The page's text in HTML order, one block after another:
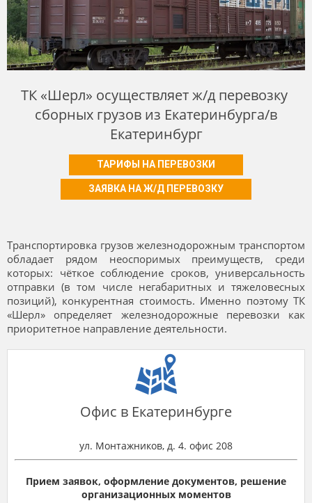
ТК «Шерл» осуществляет ж/д перевозку
сборных грузов из Екатеринбурга/в
Екатеринбург
ТАРИФЫ НА ПЕРЕВОЗКИ
ЗАЯВКА НА Ж/Д ПЕРЕВОЗКУ
Транспортировка грузов железнодорожным транспортом
обладает рядом неоспоримых преимуществ, среди
которых: чёткое соблюдение сроков, универсальность
отправки (в том числе негабаритных и тяжеловесных
позиций), конкурентная стоимость. Именно поэтому ТК
«Шерл» определяет железнодорожные перевозки как
приоритетное направление деятельности.
Офис в Екатеринбурге
ул. Монтажников, д. 4. офис 208
Прием заявок, оформление документов, решение
организационных моментов